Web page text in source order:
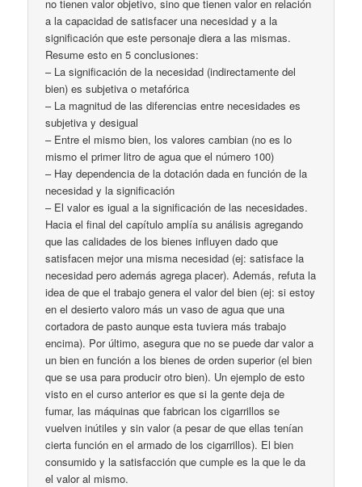
no tienen valor objetivo, sino que tienen valor en relación
a la capacidad de satisfacer una necesidad y a la
significación que este personaje diera a las mismas.
Resume esto en 5 conclusiones:
– La significación de la necesidad (indirectamente del
bien) es subjetiva o metafórica
– La magnitud de las diferencias entre necesidades es
subjetiva y desigual
– Entre el mismo bien, los valores cambian (no es lo
mismo el primer litro de agua que el número 100)
– Hay dependencia de la dotación dada en función de la
necesidad y la significación
– El valor es igual a la significación de las necesidades.
Hacia el final del capítulo amplía su análisis agregando
que las calidades de los bienes influyen dado que
satisfacen mejor una misma necesidad (ej: satisface la
necesidad pero además agrega placer). Además, refuta la
idea de que el trabajo genera el valor del bien (ej: si estoy
en el desierto valoro más un vaso de agua que una
cortadora de pasto aunque esta tuviera más trabajo
encima). Por último, asegura que no se puede dar valor a
un bien en función a los bienes de orden superior (el bien
que se usa para producir otro bien). Un ejemplo de esto
visto en el curso anterior es que si la gente deja de
fumar, las máquinas que fabrican los cigarrillos se
vuelven inútiles y sin valor (a pesar de que ellas tenían
cierta función en el armado de los cigarrillos). El bien
consumido y la satisfacción que cumple es la que le da
el valor al mismo.